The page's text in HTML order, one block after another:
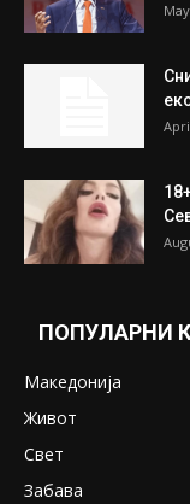
ПОПУЛАРНИ
Македонија
Живот
Свет
Забава